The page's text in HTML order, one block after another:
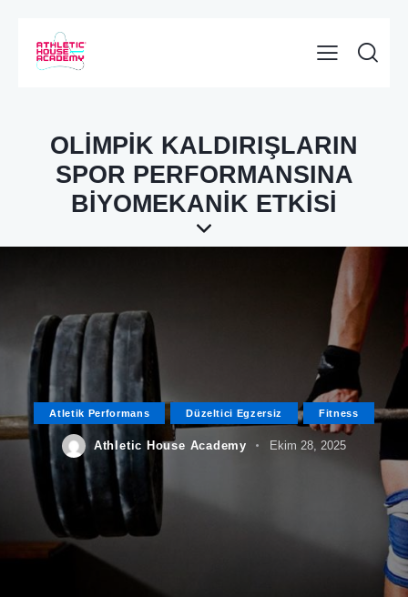
OLİMPİK KALDIRIŞLARIN
SPOR PERFORMANSINA
BİYOMEKANİK ETKİSİ
Atletik Performans Düzeltici Egzersiz Fitness
Athletic House Academy Ekim 28, 2025